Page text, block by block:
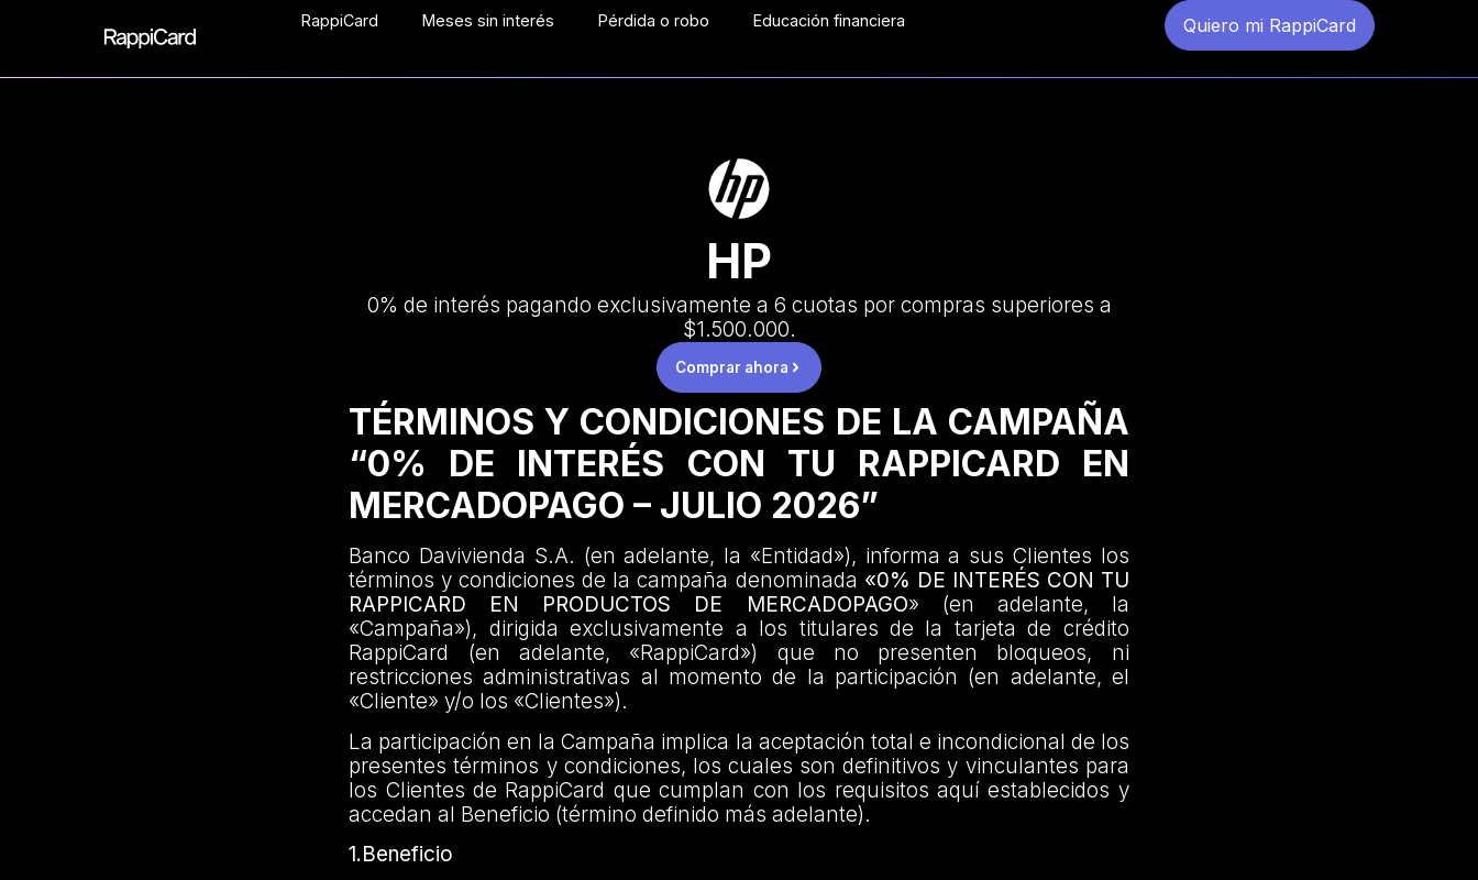
RappiCard Meses sin interés Pérdida o robo Educación financiera Quiero mi RappiCard
HP
0% de interés pagando exclusivamente a 6 cuotas por compras superiores a
$1.500.000.
Comprar ahora
TÉRMINOS Y CONDICIONES DE LA CAMPAÑA
“0% DE INTERÉS CON TU RAPPICARD EN
MERCADOPAGO – JULIO 2026”
Banco Davivienda S.A. (en adelante, la «Entidad»), informa a sus Clientes los
términos y condiciones de la campaña denominada «0% DE INTERÉS CON TU
RAPPICARD EN PRODUCTOS DE MERCADOPAGO» (en adelante, la
«Campaña»), dirigida exclusivamente a los titulares de la tarjeta de crédito
RappiCard (en adelante, «RappiCard») que no presenten bloqueos, ni
restricciones administrativas al momento de la participación (en adelante, el
«Cliente» y/o los «Clientes»).
La participación en la Campaña implica la aceptación total e incondicional de los
presentes términos y condiciones, los cuales son definitivos y vinculantes para
los Clientes de RappiCard que cumplan con los requisitos aquí establecidos y
accedan al Beneficio (término definido más adelante).
1.Beneficio